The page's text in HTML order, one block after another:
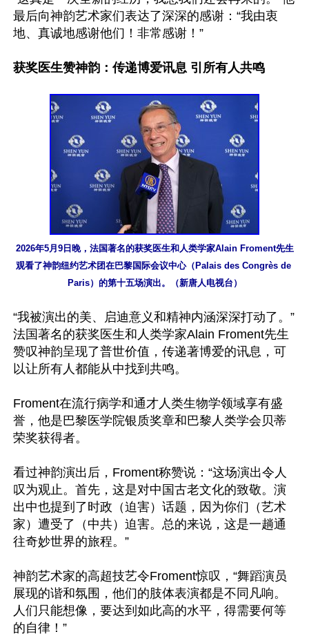
最后向神韵艺术家们表达了深深的感谢：“我由衷
地、真诚地感谢他们！非常感谢！”
获奖医生赞神韵：传递博爱讯息 引所有人共鸣
2026年5月9日晚，法国著名的获奖医生和人类学家Alain Froment先生
观看了神韵纽约艺术团在巴黎国际会议中心（Palais des Congrès de
Paris）的第十五场演出。（新唐人电视台）
“我被演出的美、启迪意义和精神内涵深深打动了。”
法国著名的获奖医生和人类学家Alain Froment先生
赞叹神韵呈现了普世价值，传递著博爱的讯息，可
以让所有人都能从中找到共鸣。
Froment在流行病学和通才人类生物学领域享有盛
誉，他是巴黎医学院银质奖章和巴黎人类学会贝蒂
荣奖获得者。
看过神韵演出后，Froment称赞说：“这场演出令人
叹为观止。首先，这是对中国古老文化的致敬。演
出中也提到了时政（迫害）话题，因为你们（艺术
家）遭受了（中共）迫害。总的来说，这是一趟通
往奇妙世界的旅程。”
神韵艺术家的高超技艺令Froment惊叹，“舞蹈演员
展现的谐和氛围，他们的肢体表演都是不同凡响。
人们只能想像，要达到如此高的水平，得需要何等
的自律！”